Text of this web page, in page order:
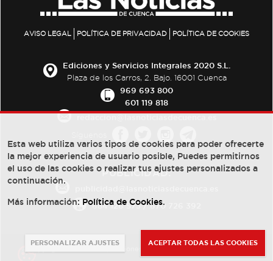
AVISO LEGAL POLÍTICA DE PRIVACIDAD POLÍTICA DE COOKIES
Ediciones y Servicios Integrales 2020 S.L.
Plaza de los Carros, 2. Bajo. 16001 Cuenca
969 693 800
601 119 818
PUBLICIDAD:
684 126 573/670 726 392
Esta web utiliza varios tipos de cookies para poder ofrecerte
la mejor experiencia de usuario posible, Puedes permitirnos
el uso de las cookies o realizar tus ajustes personalizados a
continuación.
Más información: Política de Cookies.
PERSONALIZAR AJUSTES ACEPTAR TODAS LAS COOKIES